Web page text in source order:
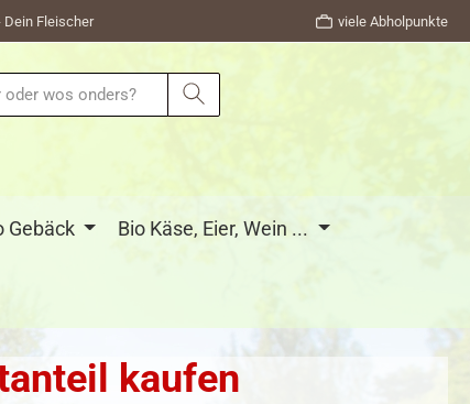
Dein Fleischer viele Abholpunkte
Gebäck Bio Käse, Eier, Wein ...
kaufen